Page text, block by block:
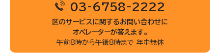
03-6758-2222
区のサービスに関するお問い合わせに
オペレーターが答えます。
午前8時から午後8時まで 年中無休